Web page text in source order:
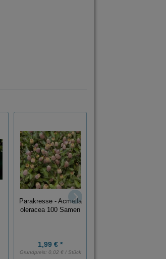
Parakresse - Acmella
oleracea 100 Samen
1,99 € *
Grundpreis: 0,02 € / Stück